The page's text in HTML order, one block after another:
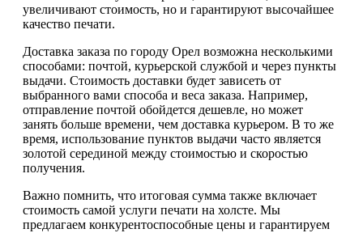
увеличивают стоимость, но и гарантируют высочайшее
качество печати.
Доставка заказа по городу Орел возможна несколькими
способами: почтой, курьерской службой и через пункты
выдачи. Стоимость доставки будет зависеть от
выбранного вами способа и веса заказа. Например,
отправление почтой обойдется дешевле, но может
занять больше времени, чем доставка курьером. В то же
время, использование пунктов выдачи часто является
золотой серединой между стоимостью и скоростью
получения.
Важно помнить, что итоговая сумма также включает
стоимость самой услуги печати на холсте. Мы
предлагаем конкурентоспособные цены и гарантируем